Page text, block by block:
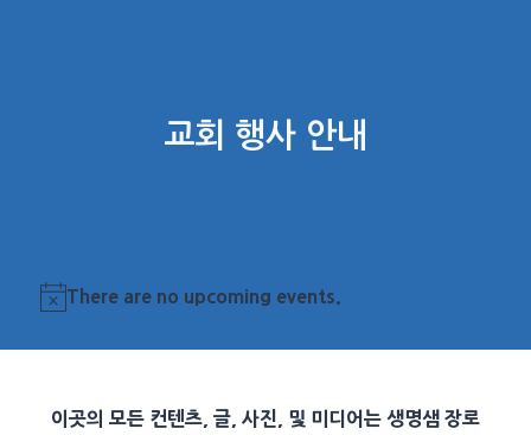
교회 행사 안내
Notice
There are no upcoming events.
이곳의 모든 컨텐츠, 글, 사진, 및 미디어는 생명샘 장로